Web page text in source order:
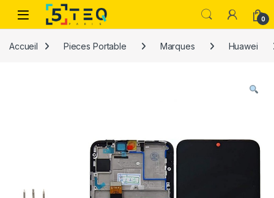
Passer à la navigation
Aller au contenu
0
Accueil Pieces Portable Marques Huawei